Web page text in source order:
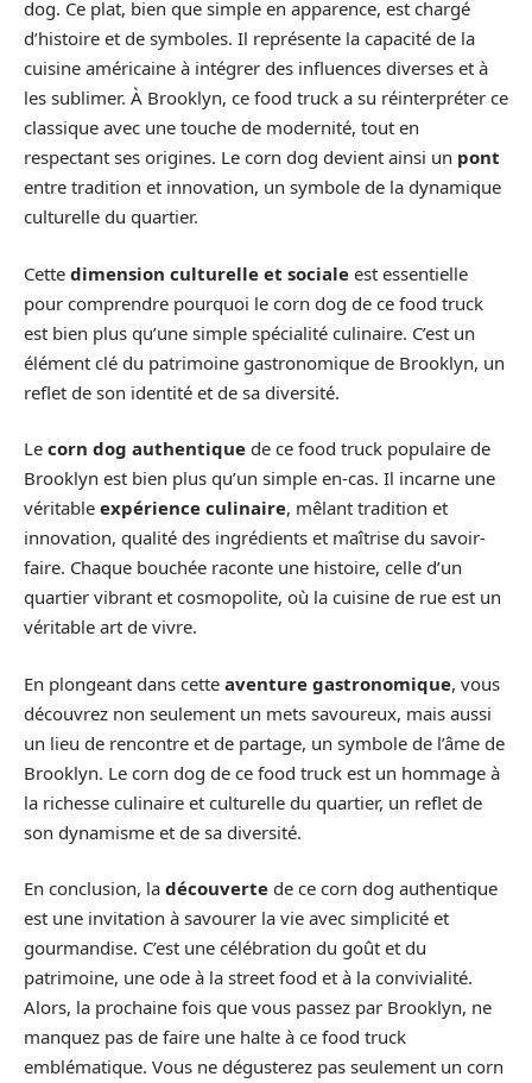
dog. Ce plat, bien que simple en apparence, est chargé
d’histoire et de symboles. Il représente la capacité de la
cuisine américaine à intégrer des influences diverses et à
les sublimer. À Brooklyn, ce food truck a su réinterpréter ce
classique avec une touche de modernité, tout en
respectant ses origines. Le corn dog devient ainsi un pont
entre tradition et innovation, un symbole de la dynamique
culturelle du quartier.
Cette dimension culturelle et sociale est essentielle
pour comprendre pourquoi le corn dog de ce food truck
est bien plus qu’une simple spécialité culinaire. C’est un
élément clé du patrimoine gastronomique de Brooklyn, un
reflet de son identité et de sa diversité.
Le corn dog authentique de ce food truck populaire de
Brooklyn est bien plus qu’un simple en-cas. Il incarne une
véritable expérience culinaire, mêlant tradition et
innovation, qualité des ingrédients et maîtrise du savoir-
faire. Chaque bouchée raconte une histoire, celle d’un
quartier vibrant et cosmopolite, où la cuisine de rue est un
véritable art de vivre.
En plongeant dans cette aventure gastronomique, vous
découvrez non seulement un mets savoureux, mais aussi
un lieu de rencontre et de partage, un symbole de l’âme de
Brooklyn. Le corn dog de ce food truck est un hommage à
la richesse culinaire et culturelle du quartier, un reflet de
son dynamisme et de sa diversité.
En conclusion, la découverte de ce corn dog authentique
est une invitation à savourer la vie avec simplicité et
gourmandise. C’est une célébration du goût et du
patrimoine, une ode à la street food et à la convivialité.
Alors, la prochaine fois que vous passez par Brooklyn, ne
manquez pas de faire une halte à ce food truck
emblématique. Vous ne dégusterez pas seulement un corn